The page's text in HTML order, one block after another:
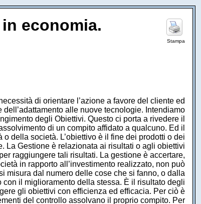
economia.
Stampa
di orientare l’azione a favore del cliente ed
alle nuove tecnologie. Intendiamo
degli Obiettivi. Questo ci porta a rivedere il
di un compito affidato a qualcuno. Ed il
della società. L’obiettivo è il fine dei prodotti o dei
La Gestione è relazionata ai risultati o agli obiettivi
raggiungere tali risultati. La gestione è accertare,
in rapporto all’investimento realizzato, non può
misura dal numero delle cose che si fanno, o dalla
il miglioramento della stessa. È il risultato degli
gli obiettivi con efficienza ed efficacia. Per ciò è
del controllo assolvano il proprio compito. Per